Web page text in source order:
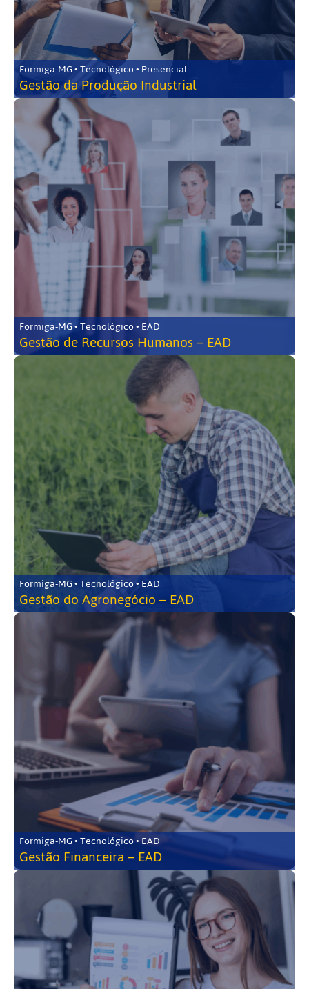
Formiga-MG • Tecnológico • Presencial
Gestão da Produção Industrial
Formiga-MG • Tecnológico • EAD
Gestão de Recursos Humanos – EAD
Formiga-MG • Tecnológico • EAD
Gestão do Agronegócio – EAD
Formiga-MG • Tecnológico • EAD
Gestão Financeira – EAD